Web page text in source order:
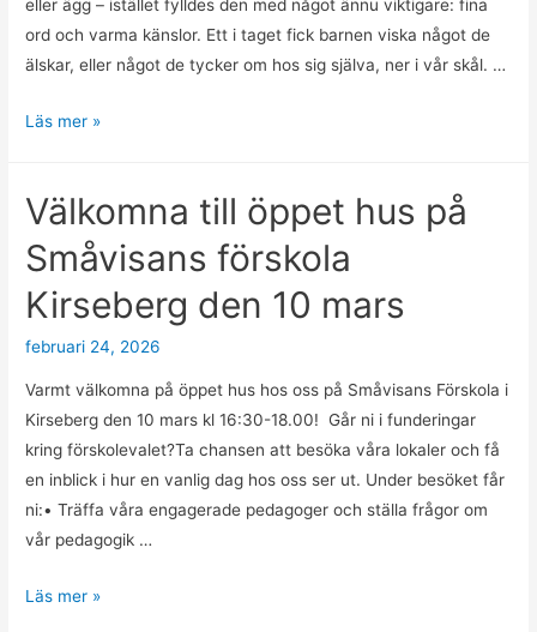
eller ägg – istället fylldes den med något ännu viktigare: fina
ord och varma känslor. Ett i taget fick barnen viska något de
älskar, eller något de tycker om hos sig själva, ner i vår skål. …
❤️
med
ord
❤️
Läs mer »
Välkomna till öppet hus på
Småvisans förskola
Kirseberg den 10 mars
februari 24, 2026
Varmt välkomna på öppet hus hos oss på Småvisans Förskola i
Kirseberg den 10 mars kl 16:30-18.00! Går ni i funderingar
kring förskolevalet?Ta chansen att besöka våra lokaler och få
en inblick i hur en vanlig dag hos oss ser ut. Under besöket får
ni:• Träffa våra engagerade pedagoger och ställa frågor om
vår pedagogik …
Välkomna
Läs mer »